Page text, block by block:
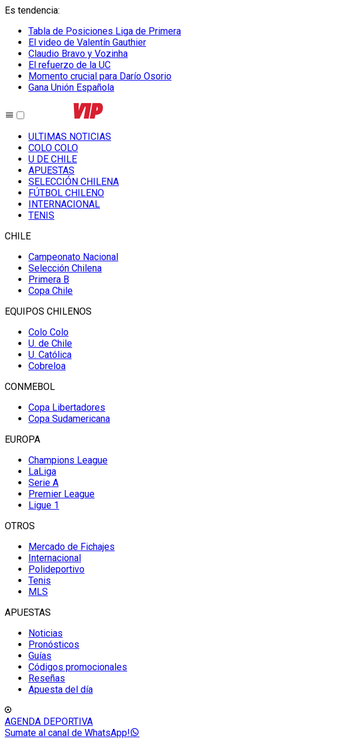
Es tendencia:
Tabla de Posiciones Liga de Primera
El video de Valentín Gauthier
Claudio Bravo y Vozinha
El refuerzo de la UC
Momento crucial para Darío Osorio
Gana Unión Española
ULTIMAS NOTICIAS
COLO COLO
U DE CHILE
APUESTAS
SELECCIÓN CHILENA
FÚTBOL CHILENO
INTERNACIONAL
TENIS
CHILE
Campeonato Nacional
Selección Chilena
Primera B
Copa Chile
EQUIPOS CHILENOS
Colo Colo
U. de Chile
U. Católica
Cobreloa
CONMEBOL
Copa Libertadores
Copa Sudamericana
EUROPA
Champions League
LaLiga
Serie A
Premier League
Ligue 1
OTROS
Mercado de Fichajes
Internacional
Polideportivo
Tenis
MLS
APUESTAS
Noticias
Pronósticos
Guías
Códigos promocionales
Reseñas
Apuesta del día
AGENDA DEPORTIVA
Sumate al canal de WhatsApp!